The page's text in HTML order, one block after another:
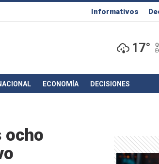
Informativos
17°
ECONOMÍA DECISIONES
ocho